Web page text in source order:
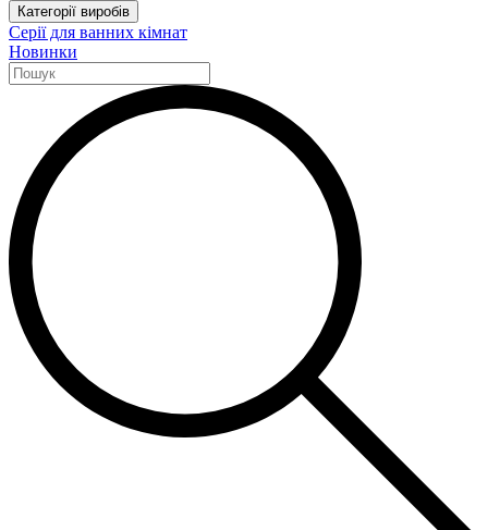
Категорії виробів
Серії для ванних кімнат
Новинки